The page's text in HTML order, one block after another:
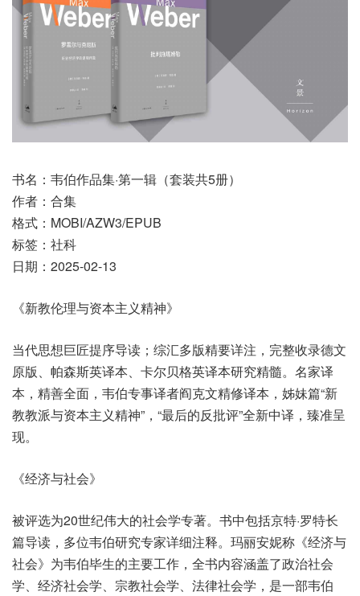
书名：韦伯作品集·第一辑（套装共5册）
作者：合集
格式：MOBI/AZW3/EPUB
标签：社科
日期：2025-02-13
《新教伦理与资本主义精神》
当代思想巨匠提序导读；综汇多版精要详注，完整收录德文
原版、帕森斯英译本、卡尔贝格英译本研究精髓。名家译
本，精善全面，韦伯专事译者阎克文精修译本，姊妹篇“新
教教派与资本主义精神”，“最后的反批评”全新中译，臻准呈
现。
《经济与社会》
被评选为20世纪伟大的社会学专著。书中包括京特·罗特长
篇导读，多位韦伯研究专家详细注释。玛丽安妮称《经济与
社会》为韦伯毕生的主要工作，全书内容涵盖了政治社会
学、经济社会学、宗教社会学、法律社会学，是一部韦伯